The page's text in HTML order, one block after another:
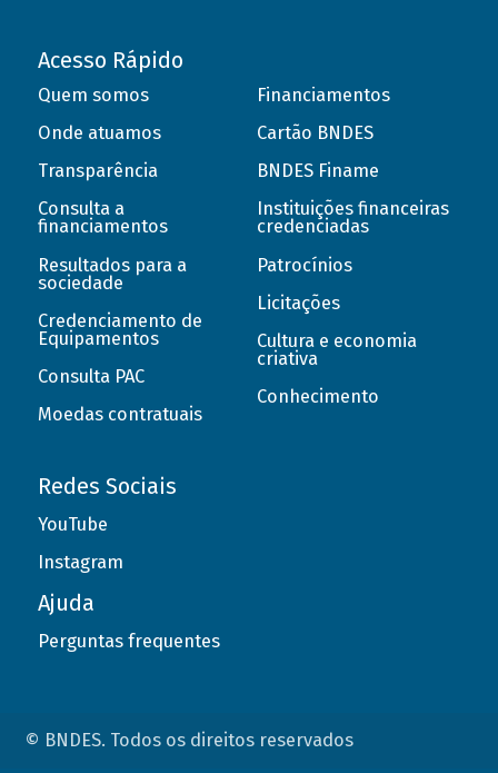
Acesso Rápido
Quem somos
Onde atuamos
Transparência
Consulta a
financiamentos
Resultados para a
sociedade
Credenciamento de
Equipamentos
Consulta PAC
Moedas contratuais
Financiamentos
Cartão BNDES
BNDES Finame
Instituições financeiras
credenciadas
Patrocínios
Licitações
Cultura e economia
criativa
Conhecimento
Redes Sociais
YouTube
Instagram
Ajuda
Perguntas frequentes
© BNDES. Todos os direitos reservados